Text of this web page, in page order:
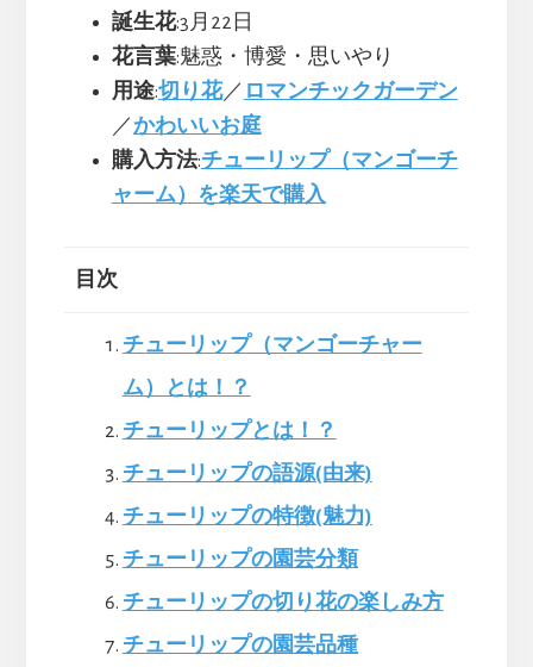
誕生花:3月22日
花言葉:魅惑・博愛・思いやり
用途:切り花／ ロマンチックガーデン
／かわいいお庭
購入方法:チューリップ（マンゴーチ
ャーム）を楽天で購入
目次
チューリップ（マンゴーチャー
ム）とは！？
チューリップとは！？
チューリップの語源(由来)
チューリップの特徴(魅力)
チューリップの園芸分類
チューリップの切り花の楽しみ方
チューリップの園芸品種